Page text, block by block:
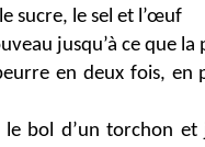
sucre, le sel et l’œuf
jusqu’à ce que
en deux fois, en
le bol d’un torchon